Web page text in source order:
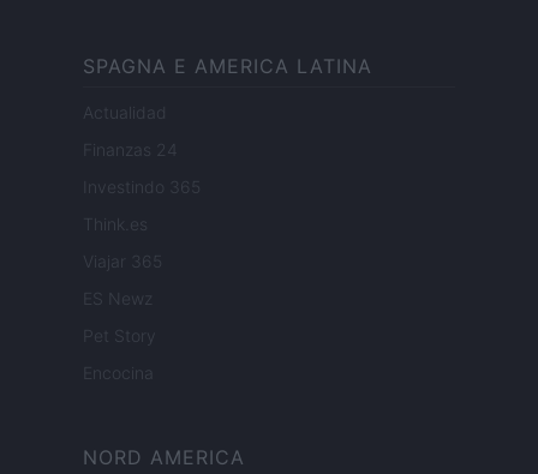
SPAGNA E AMERICA LATINA
Actualidad
Finanzas 24
Investindo 365
Think.es
Viajar 365
ES Newz
Pet Story
Encocina
NORD AMERICA